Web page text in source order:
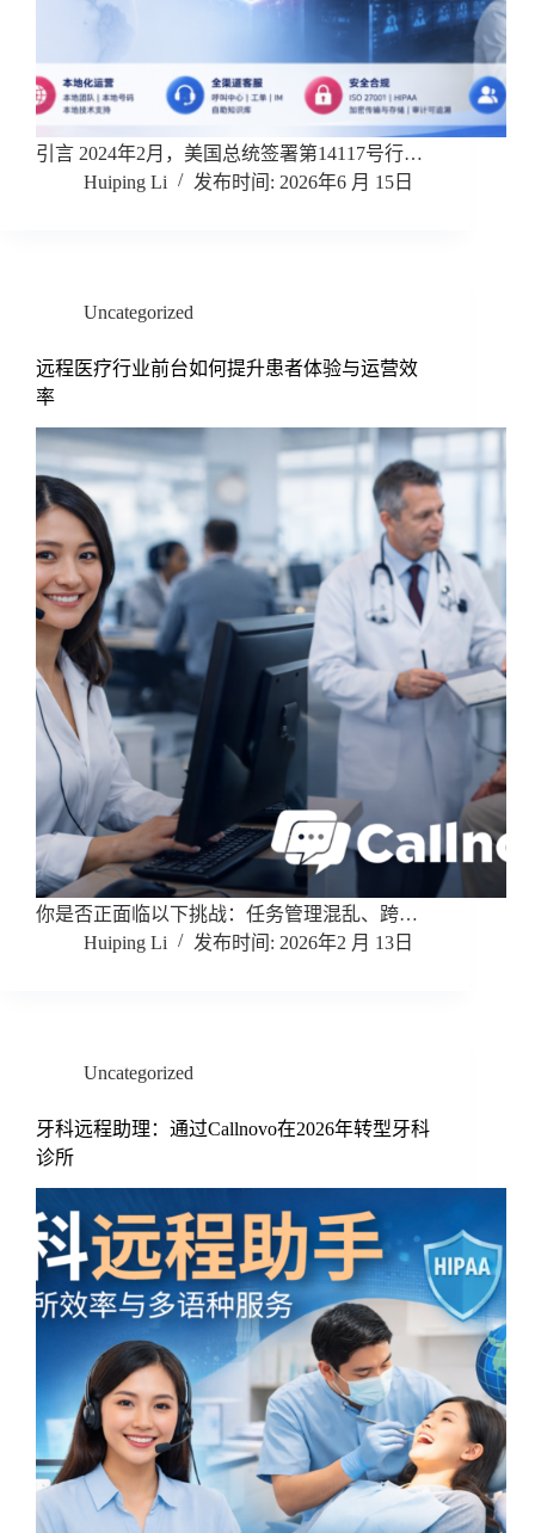
引言 2024年2月，美国总统签署第14117号行…
Huiping Li
2026年6 月 15日
Uncategorized
远程医疗行业前台如何提升患者体验与运营效
率
你是否正面临以下挑战：任务管理混乱、跨…
Huiping Li
2026年2 月 13日
Uncategorized
牙科远程助理：通过Callnovo在2026年转型牙科
诊所